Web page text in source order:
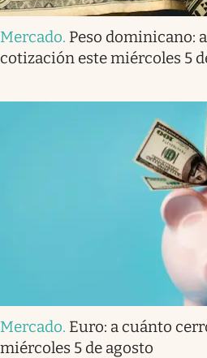
Mercado. Peso dominicano:
cotización este miércoles 5
Mercado. Euro: a cuánto
miércoles 5 de agosto